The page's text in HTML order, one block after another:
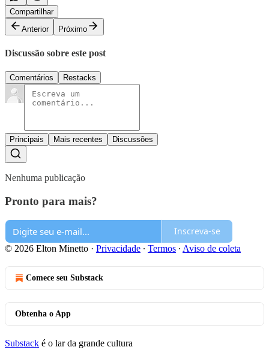
Compartilhar
Anterior
Próximo
Discussão sobre este post
Comentários Restacks
Principais Mais recentes Discussões
Nenhuma publicação
Pronto para mais?
Inscreva-se
© 2026 Elton Minetto · Privacidade ∙ Termos ∙ Aviso de coleta
Comece seu Substack
Obtenha o App
Substack é o lar da grande cultura